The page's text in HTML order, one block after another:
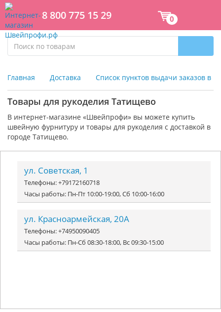
8 800 775 15 29 0
Главная Доставка Список пунктов выдачи заказов в
Товары для рукоделия Татищево
В интернет-магазине «Швейпрофи» вы можете купить
швейную фурнитуру и товары для рукоделия с доставкой в
городе Татищево.
ул. Советская, 1
Телефоны: +79172160718
Часы работы: Пн-Пт 10:00-19:00, Сб 10:00-16:00
ул. Красноармейская, 20А
Телефоны: +74950090405
Часы работы: Пн-Сб 08:30-18:00, Вс 09:30-15:00